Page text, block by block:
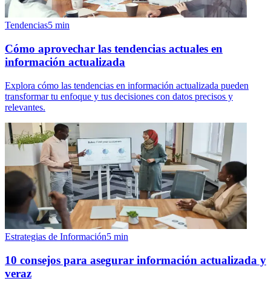
Tendencias5 min
Cómo aprovechar las tendencias actuales en
información actualizada
Explora cómo las tendencias en información actualizada pueden
transformar tu enfoque y tus decisiones con datos precisos y
relevantes.
Estrategias de Información5 min
10 consejos para asegurar información actualizada y
veraz